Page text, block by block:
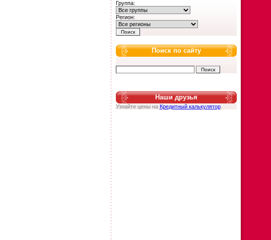
Группа:
Регион:
Поиск по сайту
Наши друзья
Узнайте цены на Кредитный калькулятор.